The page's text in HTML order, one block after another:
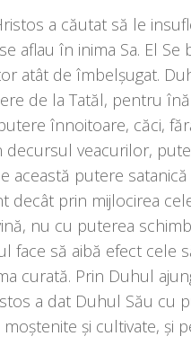
a cău­tat să le
aflau în ini­ma Sa. El
atât de îmbel­șu­gat.
de la Tatăl, pen­tru
înno­itoa­re, căci,
decur­sul vea­cu­ri­lor,
aceas­tă pute­re
decât prin mij­lo­ci­rea
nu cu pute­rea
face să aibă efect cele
cura­tă. Prin Duhul
a dat Duhul Său cu
și cul­ti­va­te, și